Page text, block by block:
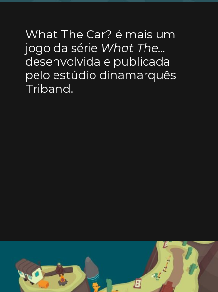
What The Car? é mais um
jogo da série What The…
desenvolvida e publicada
pelo estúdio dinamarquês
Triband.